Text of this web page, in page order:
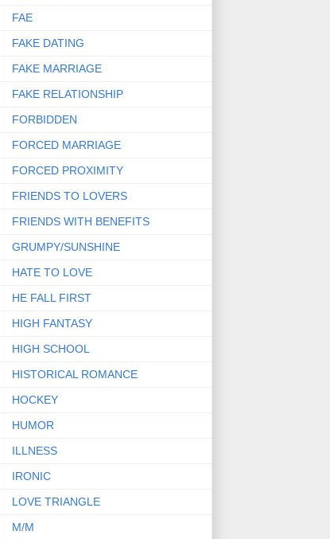
FAE
FAKE DATING
FAKE MARRIAGE
FAKE RELATIONSHIP
FORBIDDEN
FORCED MARRIAGE
FORCED PROXIMITY
FRIENDS TO LOVERS
FRIENDS WITH BENEFITS
GRUMPY/SUNSHINE
HATE TO LOVE
HE FALL FIRST
HIGH FANTASY
HIGH SCHOOL
HISTORICAL ROMANCE
HOCKEY
HUMOR
ILLNESS
IRONIC
LOVE TRIANGLE
M/M